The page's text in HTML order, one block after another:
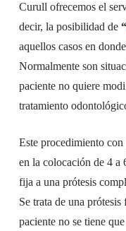
Curull ofrecemos el
decir, la posibilidad de “
aquellos casos en
Normalmente son
paciente no quiere
tratamiento
Este procedimiento
en la colocación de 4 a
fija a una prótesis
Se trata de una
paciente no se tiene